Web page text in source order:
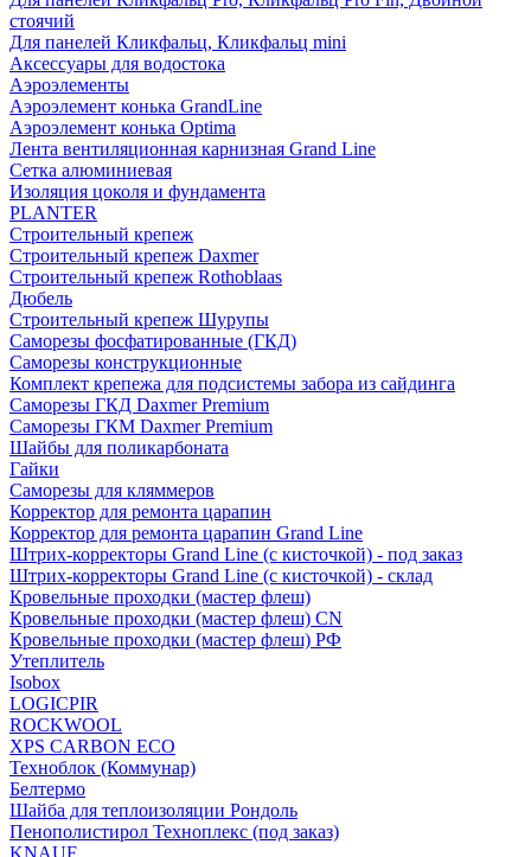
стоячий
Для панелей Кликфальц, Кликфальц mini
Аксессуары для водостока
Аэроэлементы
Аэроэлемент конька GrandLine
Аэроэлемент конька Optima
Лента вентиляционная карнизная Grand Line
Сетка алюминиевая
Изоляция цоколя и фундамента
PLANTER
Строительный крепеж
Строительный крепеж Daxmer
Строительный крепеж Rothoblaas
Дюбель
Строительный крепеж Шурупы
Саморeзы фосфатированные (ГКД)
Саморезы конструкционные
Комплект крепежа для подсистемы забора из сайдинга
Саморезы ГКД Daxmer Premium
Саморезы ГКМ Daxmer Premium
Шайбы для поликарбоната
Гайки
Саморезы для кляммеров
Корректор для ремонта царапин
Корректор для ремонта царапин Grand Line
Штрих-корректоры Grand Line (с кисточкой) - под заказ
Штрих-корректоры Grand Line (с кисточкой) - склад
Кровельные проходки (мастер флеш)
Кровельные проходки (мастер флеш) CN
Кровельные проходки (мастер флеш) РФ
Утеплитель
Isobox
LOGICPIR
ROCKWOOL
XPS CARBON ECO
Техноблок (Коммунар)
Белтермо
Шайба для теплоизоляции Рондоль
Пенополистирол Техноплекс (под заказ)
KNАUF